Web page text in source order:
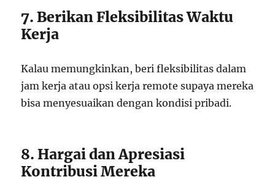
7. Berikan Fleksibilitas Waktu
Kerja
Kalau memungkinkan, beri fleksibilitas dalam
jam kerja atau opsi kerja remote supaya mereka
bisa menyesuaikan dengan kondisi pribadi.
8. Hargai dan Apresiasi
Kontribusi Mereka